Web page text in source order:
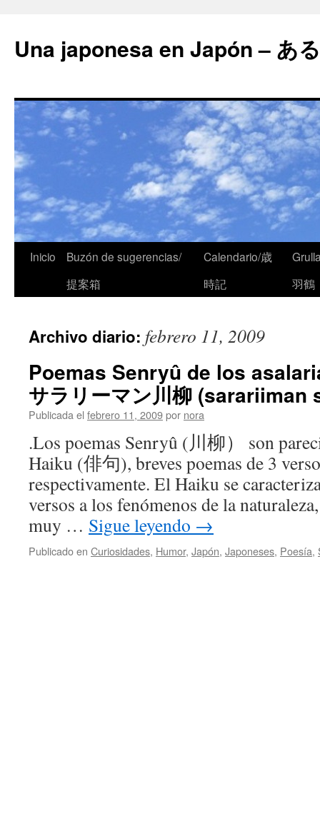
Una japonesa en Japón – あ
Inicio
Buzón de sugerencias/
提案箱
Calendario/歳
時記
羽鶴
Archivo diario: febrero 11, 2009
Poemas Senryû de los
サラリーマン川柳 (sarariiman
Publicada el febrero 11, 2009por nora
.Los poemas Senryû (川柳） son
Haiku (俳句), breves poemas de 3
respectivamente. El Haiku se
versos a los fenómenos de la
muy … Sigue leyendo →
Publicado en Curiosidades, Humor, Japón, Japoneses, Poesía,